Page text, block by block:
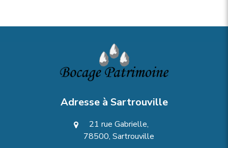
Adresse à Sartrouville
21 rue Gabrielle,
78500, Sartrouville